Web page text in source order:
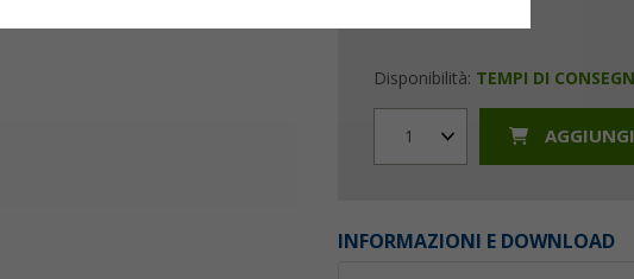
Disponibilità: TEMPI DI
1
INFORMAZIONI E DOWNLOAD